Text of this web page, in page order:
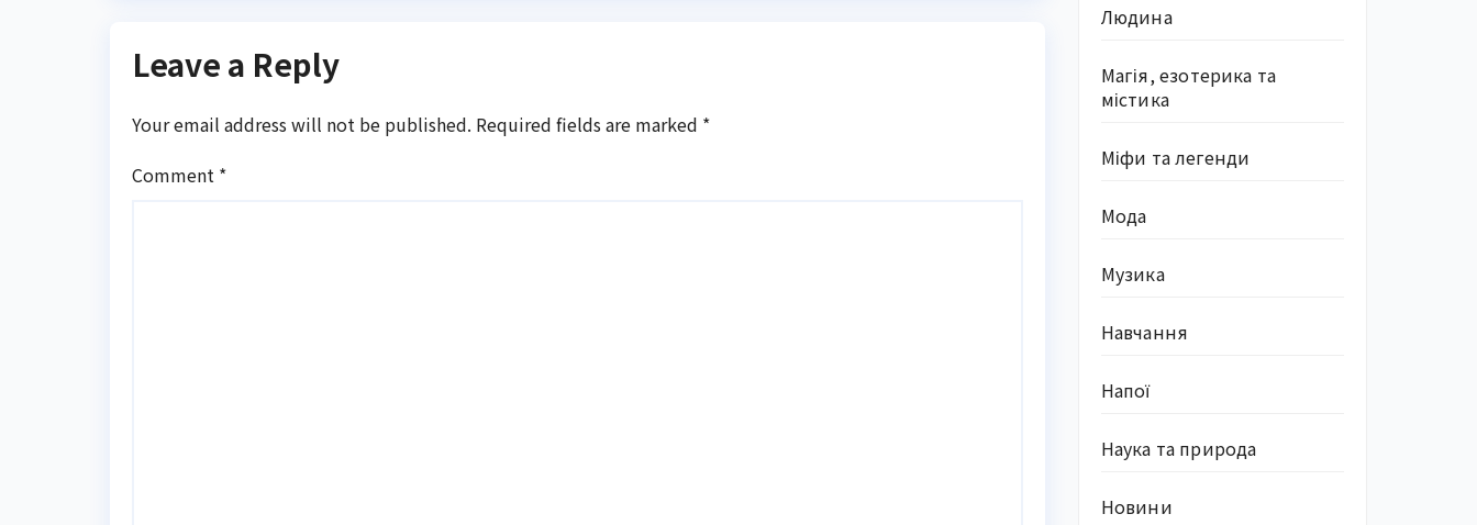
Leave a Reply
Your email address will not be published. Required fields are marked *
Comment *
Людина
Магія, езотерика та
містика
Міфи та легенди
Мода
Музика
Навчання
Напої
Наука та природа
Новини